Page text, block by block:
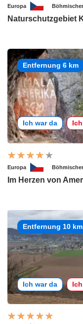
Europa
Naturschutzgebiet
Entfernung 6 km
Ich war da
Europa
Im Herzen von
Entfernung 10 km
Ich war da